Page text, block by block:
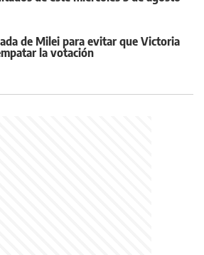
de Milei para evitar que Victoria
la votación